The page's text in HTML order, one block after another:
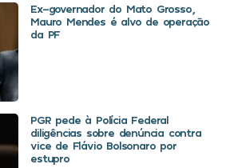
Ex-governador do Mato Grosso,
Mauro Mendes é alvo de operação
da PF
PGR pede à Polícia Federal
diligências sobre denúncia contra
vice de Flávio Bolsonaro por
estupro